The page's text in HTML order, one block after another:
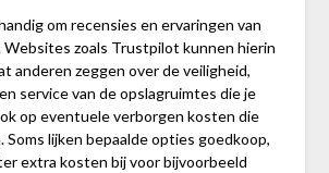
om recensies en ervaringen van
Websites zoals Trustpilot kunnen hierin
anderen zeggen over de veiligheid,
service van de opslagruimtes die je
op eventuele verborgen kosten die
Soms lijken bepaalde opties goedkoop,
extra kosten bij voor bijvoorbeeld